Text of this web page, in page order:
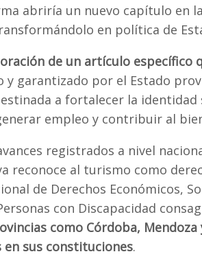
abriría un nuevo capítulo en
en política de
de un artículo específico
y garantizado por el Estado
a fortalecer la
empleo y contribuir al
registrados a nivel
reconoce al turismo como
de Derechos Económicos,
con Discapacidad
como Córdoba,
sus constituciones.